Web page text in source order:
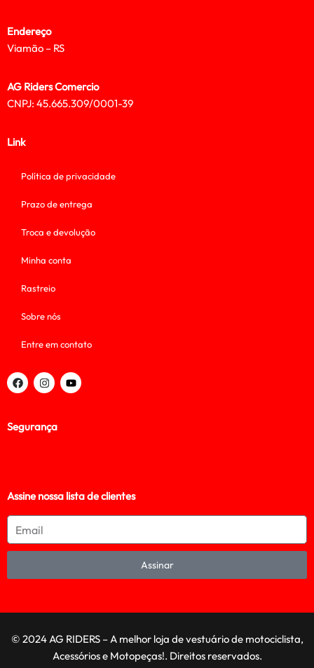
Endereço
Viamão – RS
AG Riders Comercio
CNPJ: 45.665.309/0001-39
Link
Política de privacidade
Prazo de entrega
Troca e devolução
Minha conta
Rastreio
Sobre nós
Entre em contato
Segurança
Assine nossa lista de clientes
Assinar
© 2024 AG RIDERS – A melhor loja de vestuário de motociclista,
Acessórios e Motopeças!. Direitos reservados.